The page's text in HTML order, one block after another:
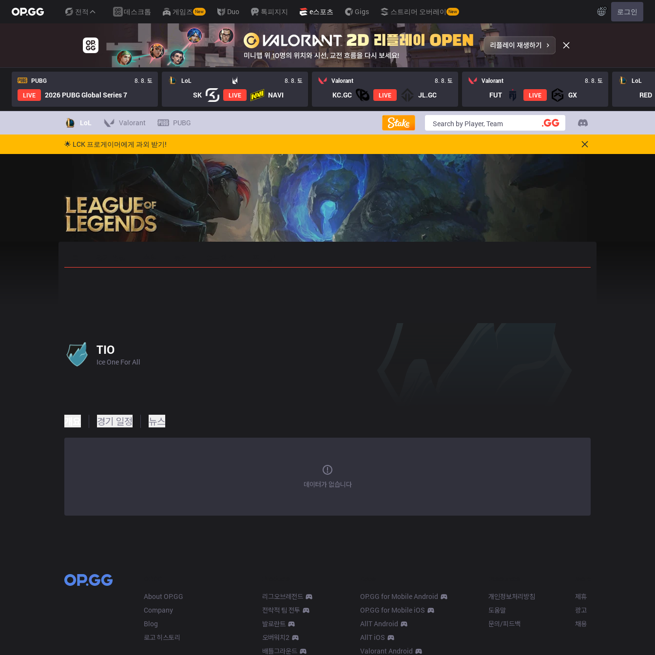
전적 데스크톱 게임즈 New Duo 톡피지지 e스포츠 Gigs 스트리머 오버레이 New KO 로그인
PUBG
8. 8. 토
LIVE
2026 PUBG Global Series 7
LoL 8. 8. 토
SK LIVE NAVI
Valorant 8. 8. 토
KC.GC LIVE JL.GC
Valorant 8. 8. 토
FUT LIVE GX
LoL
RED
LoL Valorant PUBG
🌟 LCK 프로게이머에게 과외 받기!
TIO
Ice One For All
경기 일정 뉴스
데이터가 없습니다
About OP.GG
Company
Blog
로고 히스토리
리그오브레전드
전략적 팀 전투
발로란트
오버워치2
배틀그라운드
OP.GG for Mobile Android
OP.GG for Mobile iOS
AllT Android
AllT iOS
Valorant Android
개인정보처리방침
도움말
문의/피드백
제휴
광고
채용